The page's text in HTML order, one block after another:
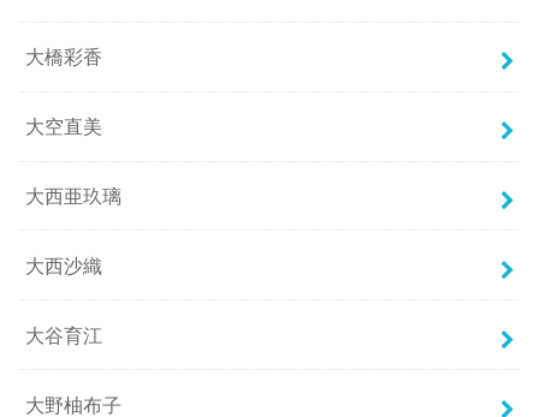
大橋彩香
大空直美
大西亜玖璃
大西沙織
大谷育江
大野柚布子